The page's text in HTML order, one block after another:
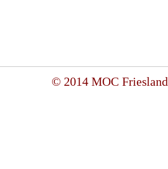
© 2014 MOC Friesland